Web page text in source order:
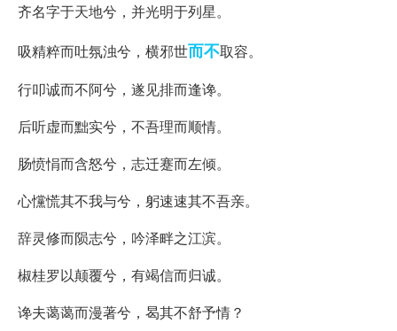
齐名字于天地兮，并光明于列星。
吸精粹而吐氛浊兮，横邪世而不取容。
行叩诚而不阿兮，遂见排而逢谗。
后听虚而黜实兮，不吾理而顺情。
肠愤悁而含怒兮，志迁蹇而左倾。
心戃慌其不我与兮，躬速速其不吾亲。
辞灵修而陨志兮，吟泽畔之江滨。
椒桂罗以颠覆兮，有竭信而归诚。
谗夫蔼蔼而漫著兮，曷其不舒予情？